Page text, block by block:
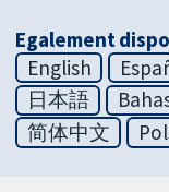
Egalement
English
日本語
简体中文